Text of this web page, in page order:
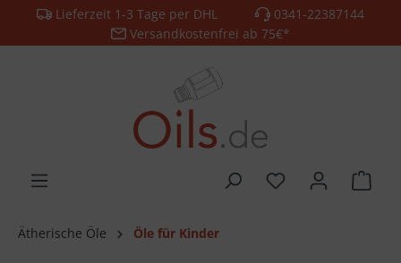
springenLieferzeit 1-3 Tage per DHL
0341-22387144
Versandkostenfrei ab 75€*
Ätherische Öle Öle für Kinder